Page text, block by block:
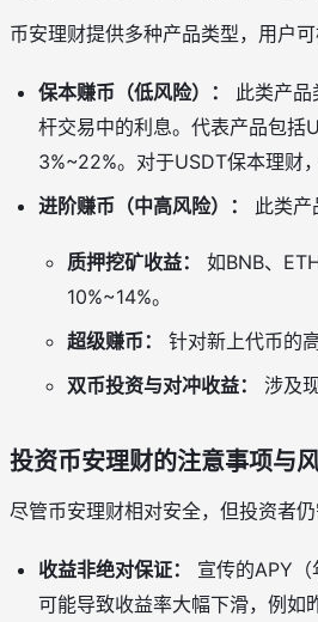
币安理财提供多种产品类型，用户
保本赚币（低风险）：
此类产
杆交易中的利息。代表产品包括
3%~22%。对于USDT保本理财
进阶赚币（中高风险）：
此类产
质押挖矿收益：
如BNB、
10%~14%。
超级赚币：
针对新上代币的
双币投资与对冲收益：
涉及
投资币安理财的注意事项与
尽管币安理财相对安全，但投资者
收益非绝对保证：
宣传的APY
可能导致收益率大幅下滑，例如